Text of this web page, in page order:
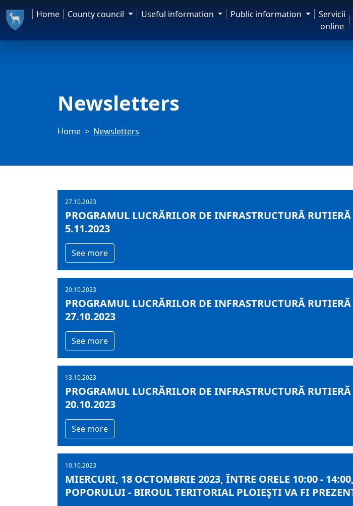
Home County council Useful information Public information
Servicii
online
Newsletters
Home Newsletters
27.10.2023
PROGRAMUL LUCRĂRILOR DE INFRASTRUCTURĂ
5.11.2023
See more
20.10.2023
PROGRAMUL LUCRĂRILOR DE INFRASTRUCTURĂ
27.10.2023
See more
13.10.2023
PROGRAMUL LUCRĂRILOR DE INFRASTRUCTURĂ
20.10.2023
See more
10.10.2023
MIERCURI, 18 OCTOMBRIE 2023, ÎNTRE ORELE 10:00 -
POPORULUI - BIROUL TERITORIAL PLOIEŞTI VA FI